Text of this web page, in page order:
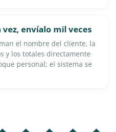
envíalo mil veces
el nombre del cliente, la
y los totales directamente
personal; el sistema se